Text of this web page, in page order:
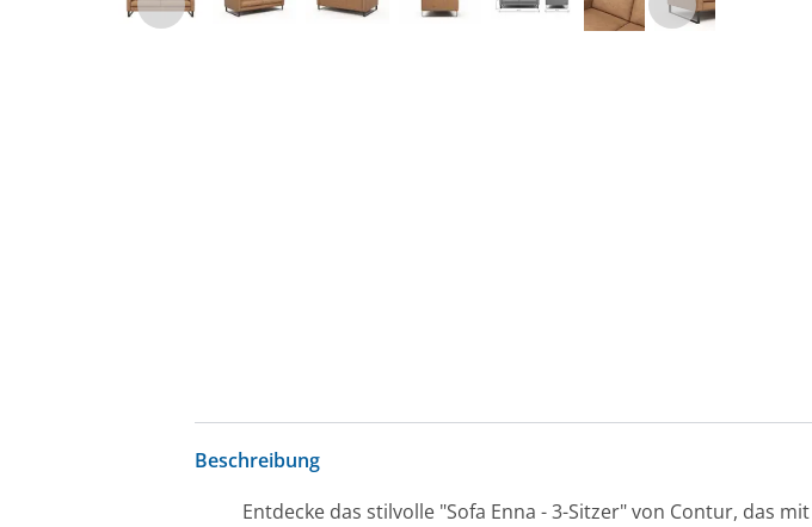
Beschreibung
Entdecke das stilvolle "Sofa Enna - 3-Sitzer" von Contur, das